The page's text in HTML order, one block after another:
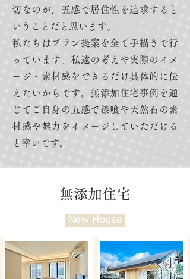
切なのが、五感で居住性を追求すると
いうことだと思います。
私たちはプラン提案を全て手描きで行
っています。私達の考えや実際のイメ
ージ・素材感をできるだけ具体的に伝
えたいからです。無添加住宅事例を通
じてご自身の五感で漆喰や天然石の素
材感や魅力をイメージしていただける
と幸いです。
無添加住宅
New House